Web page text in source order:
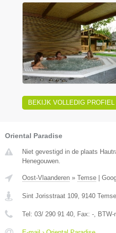
BEKIJK VOLLEDIG PROFIEL
Oriental Paradise
Niet gevestigd in de plaats
Henegouwen.
Oost-Vlaanderen » Temse |
Sint Jorisstraat 109 9140 Temse
Tel: 03/ 290 91 40 , Fax: - , BTW-